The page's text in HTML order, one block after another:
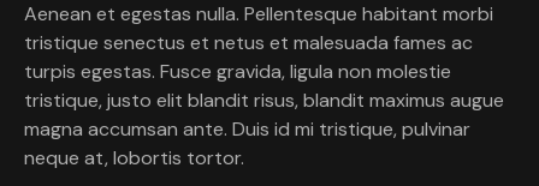
Aenean et egestas nulla. Pellentesque habitant morbi
tristique senectus et netus et malesuada fames ac
turpis egestas. Fusce gravida, ligula non molestie
tristique, justo elit blandit risus, blandit maximus augue
magna accumsan ante. Duis id mi tristique, pulvinar
neque at, lobortis tortor.